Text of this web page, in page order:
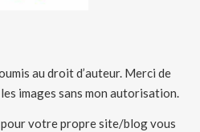
au droit d’auteur. Merci de
images sans mon autorisation.
votre propre site/blog vous